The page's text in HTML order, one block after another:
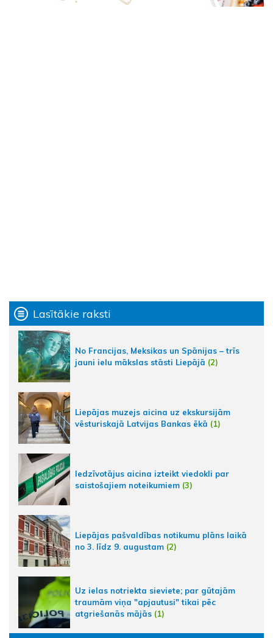
Lasītākie raksti
No Francijas, Meksikas un Spānijas – trīs
jauni ielu mākslas stāsti Liepājā (2)
Liepājas muzejs aicina uz ekskursijām
vēsturiskajā Latvijas Bankas ēkā (1)
Iedzīvotājus aicina izteikt viedokli par
saistošajiem noteikumiem (3)
Liepājas pašvaldības notikumu plāns laikā
no 3. līdz 9. augustam (2)
Uz ielas notriekta sieviete; par gūtajām
traumām viņa "apjautusi" tikai pēc
atgriešanās mājās (1)